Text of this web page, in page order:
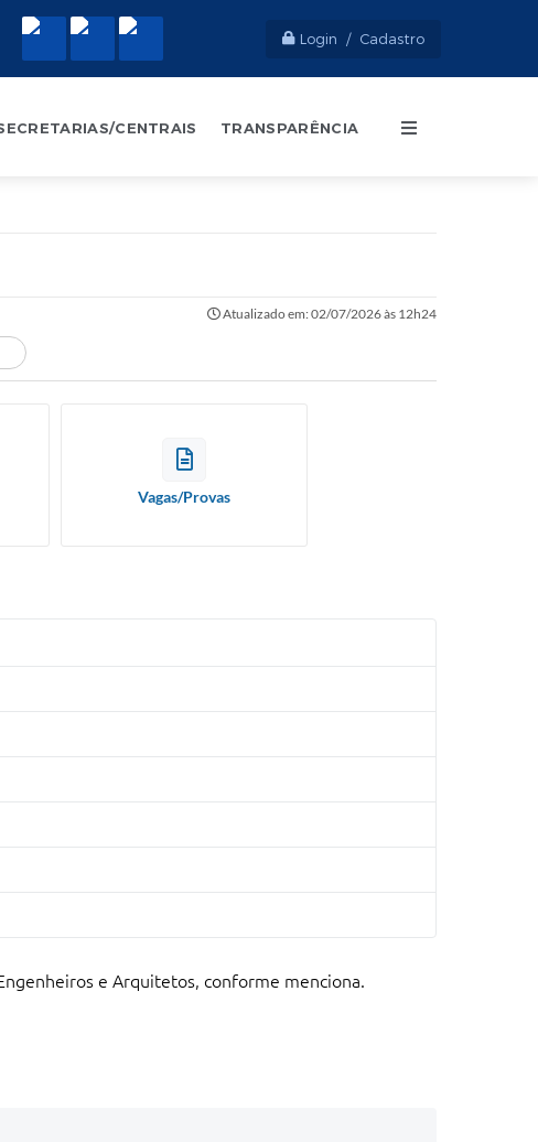
Login / Cadastro
CENTRAIS TRANSPARÊNCIA
Atualizado em: 02/07/2026 às 12h24
Vagas/Provas
e Arquitetos, conforme menciona.